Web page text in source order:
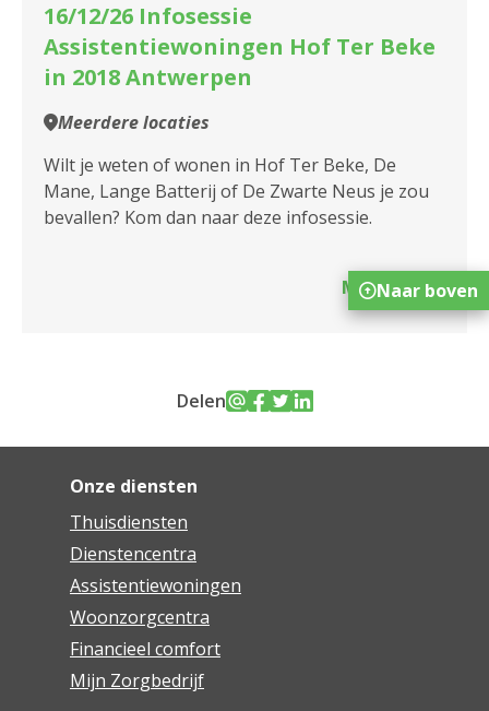
16/12/26 Infosessie
Assistentiewoningen Hof Ter Beke
in 2018 Antwerpen
Meerdere locaties
Wilt je weten of wonen in Hof Ter Beke, De
Mane, Lange Batterij of De Zwarte Neus je zou
bevallen? Kom dan naar deze infosessie.
Meer info
Delen
Onze diensten
Thuisdiensten
Dienstencentra
Assistentiewoningen
Woonzorgcentra
Financieel comfort
Mijn Zorgbedrijf
Naar boven